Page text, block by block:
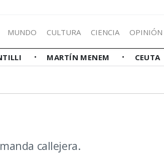
MUNDO CULTURA CIENCIA OPINIÓN
MARTÍN MENEM CEUTA
callejera.